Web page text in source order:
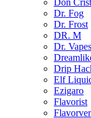
Dr. Fog
Dr. Frost
DR. M
Dr. Vapes
Drip
Elf
Ezigaro
Flavorist